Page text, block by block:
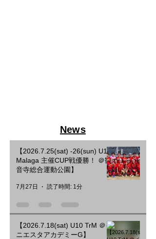
News
【2026.7.25(sat) -26(sun) U10
Malaga 主催CUP戦優勝！ ＠観
音寺総合運動公園】
7月27日 読了時間: 1分
【2026.7.18(sat) U10 TrM ＠イ
ニエスタアカデミーG】